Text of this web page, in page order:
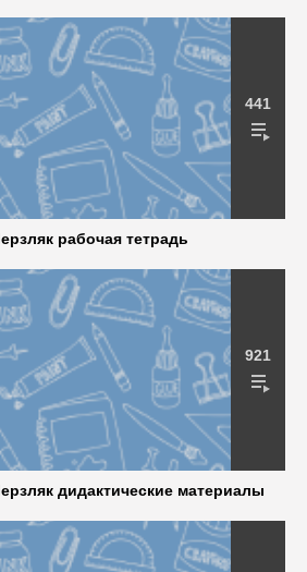
441
рабочая тетрадь
921
дидактические материалы